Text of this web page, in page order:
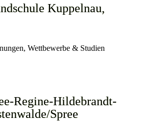
Kuppelnau,
Wettbewerbe & Studien
Regine-Hildebrandt-
Spree⁠